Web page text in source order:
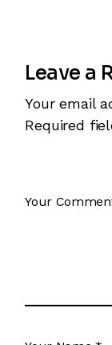
Leave a
Your email
Required